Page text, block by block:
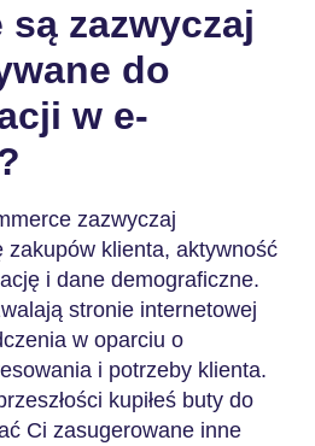
zazwyczaj
do
w e-
zazwyczaj
zakupów klienta, aktywność
i dane demograficzne.
stronie internetowej
w oparciu o
i potrzeby klienta.
kupiłeś buty do
Ci zasugerowane inne